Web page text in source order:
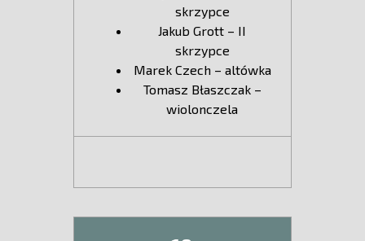
skrzypce
Jakub Grott – II
skrzypce
Marek Czech – altówka
Tomasz Błaszczak –
wiolonczela